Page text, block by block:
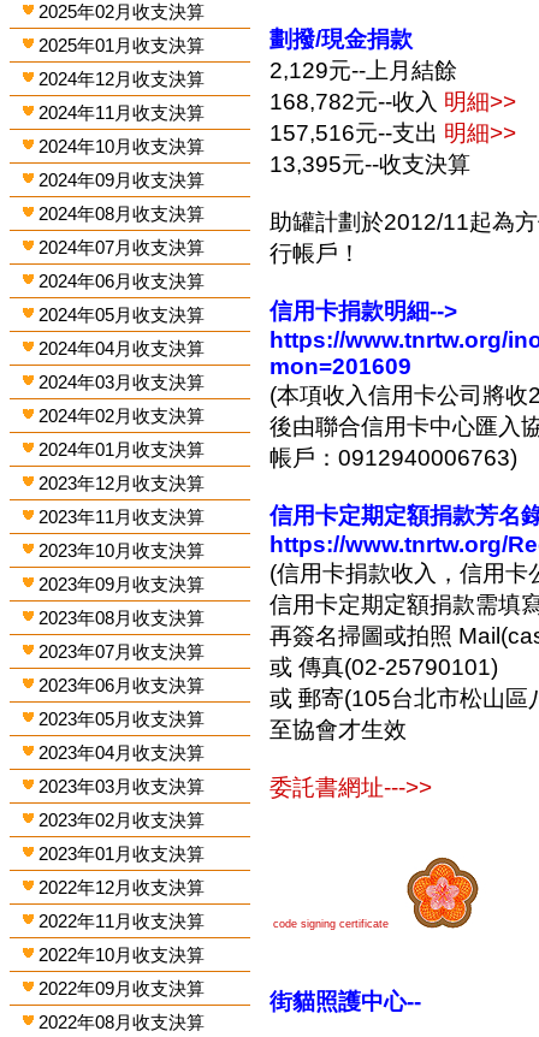
2025年02月收支決算
2025年01月收支決算
2024年12月收支決算
2024年11月收支決算
2024年10月收支決算
2024年09月收支決算
2024年08月收支決算
2024年07月收支決算
2024年06月收支決算
2024年05月收支決算
2024年04月收支決算
2024年03月收支決算
2024年02月收支決算
2024年01月收支決算
2023年12月收支決算
2023年11月收支決算
2023年10月收支決算
2023年09月收支決算
2023年08月收支決算
2023年07月收支決算
2023年06月收支決算
2023年05月收支決算
2023年04月收支決算
2023年03月收支決算
2023年02月收支決算
2023年01月收支決算
2022年12月收支決算
2022年11月收支決算
2022年10月收支決算
2022年09月收支決算
2022年08月收支決算
劃撥/現金捐款
2,129元--上月結餘
168,782元--收入 明細>>
157,516元--支出 明細>>
13,395元--收支決算
助罐計劃於2012/11起為
行帳戶！
信用卡捐款明細-->
https://www.tnrtw.org/
mon=201609
(本項收入信用卡公司將
後由聯合信用卡中心匯入
帳戶：0912940006763)
信用卡定期定額捐款芳名
https://www.tnrtw.org/
(信用卡捐款收入，信用
信用卡定期定額捐款需填
再簽名掃圖或拍照
或 傳真(02-25790101)
或 郵寄(105台北市松山
至協會才生效
委託書網址--->>
code signing certificate
街貓照護中心--